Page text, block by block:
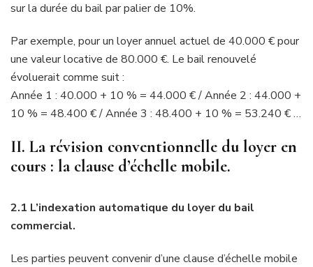
sur la durée du bail par palier de 10%.
Par exemple, pour un loyer annuel actuel de 40.000 € pour
une valeur locative de 80.000 €. Le bail renouvelé
évoluerait comme suit :
Année 1 : 40.000 + 10 % = 44.000 € / Année 2 : 44.000 +
10 % = 48.400 € / Année 3 : 48.400 + 10 % = 53.240 € …
II. La révision conventionnelle du loyer en
cours : la clause d’échelle mobile.
2.1 L’indexation automatique du loyer du bail
commercial.
Les parties peuvent convenir d’une clause d’échelle mobile